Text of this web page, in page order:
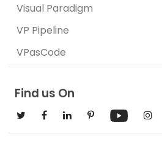
Visual Paradigm
VP Pipeline
VPasCode
Find us On